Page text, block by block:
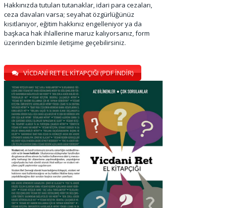
Hakkınızda tutulan tutanaklar, idari para cezaları,
ceza davaları varsa; seyahat özgürlüğünüz
kısıtlanıyor, eğitim hakkınız engelleniyor ya da
başkaca hak ihlallerine maruz kalıyorsanız, form
üzerinden bizimle iletişime geçebilirsiniz.
VİCDANİ RET EL KİTAPÇIĞI (PDF İNDİR)